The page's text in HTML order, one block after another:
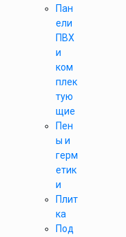
Пан
ели
ПВХ
и
ком
плек
тую
щие
Пен
ы и
герм
етик
и
Плит
ка
Под